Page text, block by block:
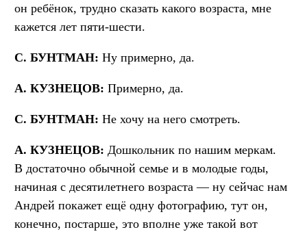
он ребёнок, трудно сказать какого возраста, мне
кажется лет пяти-шести.
С. БУНТМАН: Ну примерно, да.
А. КУЗНЕЦОВ: Примерно, да.
С. БУНТМАН: Не хочу на него смотреть.
А. КУЗНЕЦОВ: Дошкольник по нашим меркам.
В достаточно обычной семье и в молодые годы,
начиная с десятилетнего возраста — ну сейчас нам
Андрей покажет ещё одну фотографию, тут он,
конечно, постарше, это вполне уже такой вот